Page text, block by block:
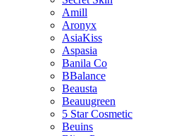
Amill
Aronyx
AsiaKiss
Aspasia
Banila Co
BBalance
Beausta
Beauugreen
5 Star Cosmetic
Beuins